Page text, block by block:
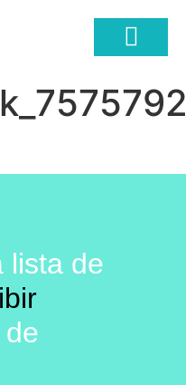
lista de
de